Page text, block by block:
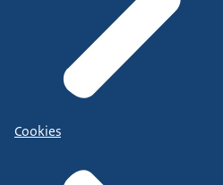
Cookies